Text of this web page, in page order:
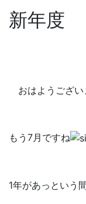
新年度
おはようござい
もう7月ですね
1年があっという